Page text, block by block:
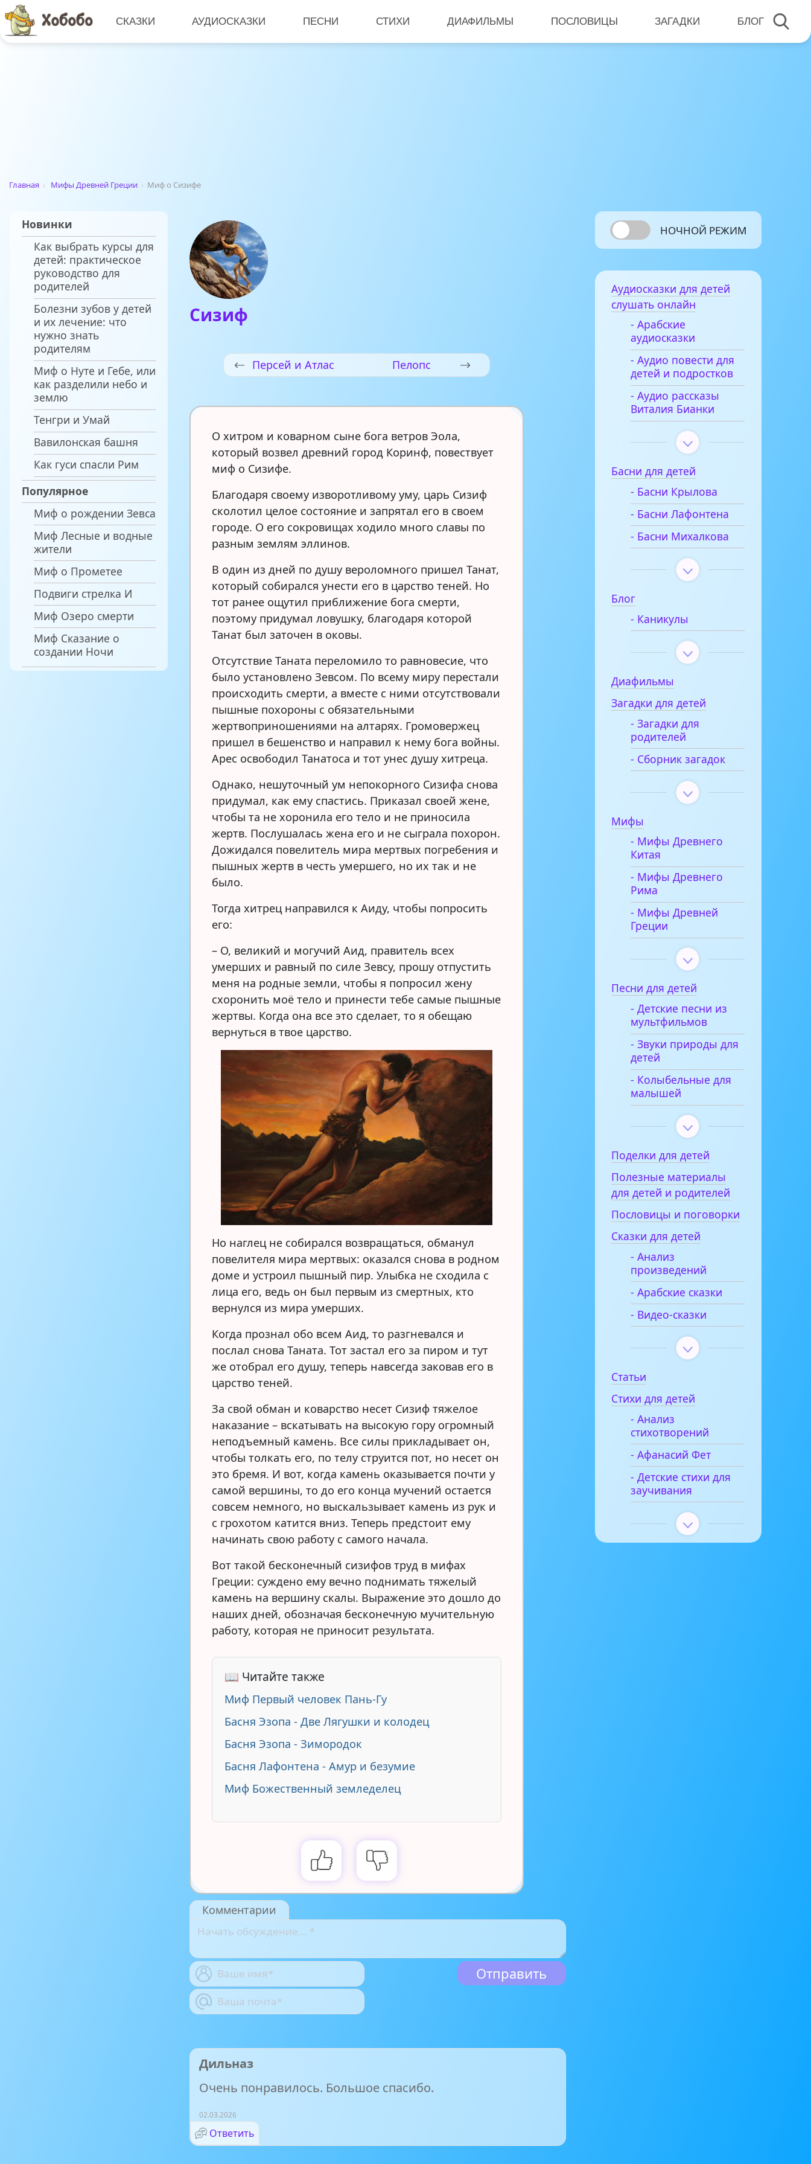
СКАЗКИ АУДИОСКАЗКИ ПЕСНИ СТИХИ ДИАФИЛЬМЫ ПОСЛОВИЦЫ ЗАГАДКИ БЛОГ
Главная › Мифы Древней Греции › Миф о Сизифе
Новинки
Как выбрать курсы для
детей: практическое
руководство для
родителей
Болезни зубов у детей
и их лечение: что
нужно знать
родителям
Миф о Нуте и Гебе, или
как разделили небо и
землю
Тенгри и Умай
Вавилонская башня
Как гуси спасли Рим
Популярное
Миф о рождении Зевса
Миф Лесные и водные
жители
Миф о Прометее
Подвиги стрелка И
Миф Озеро смерти
Миф Сказание о
создании Ночи
Сизиф
Персей и Атлас Пелопс
О хитром и коварном сыне бога ветров Эола,
который возвел древний город Коринф, повествует
миф о Сизифе.
Благодаря своему изворотливому уму, царь Сизиф
сколотил целое состояние и запрятал его в своем
городе. О его сокровищах ходило много славы по
разным землям эллинов.
В один из дней по душу вероломного пришел Танат,
который собирался унести его в царство теней. Но
тот ранее ощутил приближение бога смерти,
поэтому придумал ловушку, благодаря которой
Танат был заточен в оковы.
Отсутствие Таната переломило то равновесие, что
было установлено Зевсом. По всему миру перестали
происходить смерти, а вместе с ними отсутствовали
пышные похороны с обязательными
жертвоприношениями на алтарях. Громовержец
пришел в бешенство и направил к нему бога войны.
Арес освободил Танатоса и тот унес душу хитреца.
Однако, нешуточный ум непокорного Сизифа снова
придумал, как ему спастись. Приказал своей жене,
чтобы та не хоронила его тело и не приносила
жертв. Послушалась жена его и не сыграла похорон.
Дожидался повелитель мира мертвых погребения и
пышных жертв в честь умершего, но их так и не
было.
Тогда хитрец направился к Аиду, чтобы попросить
его:
– О, великий и могучий Аид, правитель всех
умерших и равный по силе Зевсу, прошу отпустить
меня на родные земли, чтобы я попросил жену
схоронить моё тело и принести тебе самые пышные
жертвы. Когда она все это сделает, то я обещаю
вернуться в твое царство.
Но наглец не собирался возвращаться, обманул
повелителя мира мертвых: оказался снова в родном
доме и устроил пышный пир. Улыбка не сходила с
лица его, ведь он был первым из смертных, кто
вернулся из мира умерших.
Когда прознал обо всем Аид, то разгневался и
послал снова Таната. Тот застал его за пиром и тут
же отобрал его душу, теперь навсегда заковав его в
царство теней.
За свой обман и коварство несет Сизиф тяжелое
наказание – вскатывать на высокую гору огромный
неподъемный камень. Все силы прикладывает он,
чтобы толкать его, по телу струится пот, но несет он
это бремя. И вот, когда камень оказывается почти у
самой вершины, то до его конца мучений остается
совсем немного, но выскальзывает камень из рук и
с грохотом катится вниз. Теперь предстоит ему
начинать свою работу с самого начала.
Вот такой бесконечный сизифов труд в мифах
Греции: суждено ему вечно поднимать тяжелый
камень на вершину скалы. Выражение это дошло до
наших дней, обозначая бесконечную мучительную
работу, которая не приносит результата.
📖 Читайте также
Миф Первый человек Пань-Гу
Басня Эзопа - Две Лягушки и колодец
Басня Эзопа - Зимородок
Басня Лафонтена - Амур и безумие
Миф Божественный земледелец
Комментарии
Дильназ
Очень понравилось. Большое спасибо.
02.03.2026
Ответить
НОЧНОЙ РЕЖИМ
Аудиосказки для детей
слушать онлайн
- Арабские
аудиосказки
- Аудио повести для
детей и подростков
- Аудио рассказы
Виталия Бианки
Басни для детей
- Басни Крылова
- Басни Лафонтена
- Басни Михалкова
Блог
- Каникулы
Диафильмы
Загадки для детей
- Загадки для
родителей
- Сборник загадок
Мифы
- Мифы Древнего
Китая
- Мифы Древнего
Рима
- Мифы Древней
Греции
Песни для детей
- Детские песни из
мультфильмов
- Звуки природы для
детей
- Колыбельные для
малышей
Поделки для детей
Полезные материалы
для детей и родителей
Пословицы и поговорки
Сказки для детей
- Анализ
произведений
- Арабские сказки
- Видео-сказки
Статьи
Стихи для детей
- Анализ
стихотворений
- Афанасий Фет
- Детские стихи для
заучивания